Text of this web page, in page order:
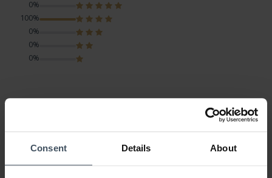
Consent Details About
0%
100%
0%
0%
0%
Gefällt mir...
DESIGN
PREIS-LEISTUNG